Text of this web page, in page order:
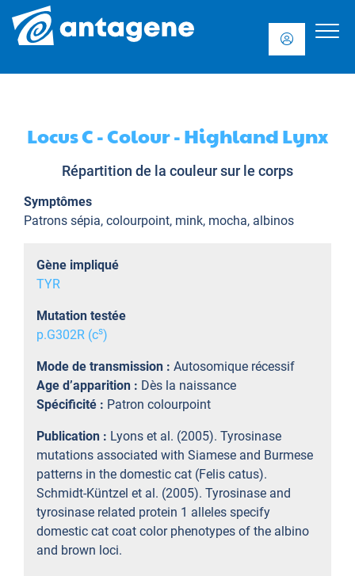
Locus C - Colour - Highland Lynx
Répartition de la couleur sur le corps
Symptômes
Patrons sépia, colourpoint, mink, mocha, albinos
Gène impliqué
TYR
Mutation testée
p.G302R (cs)
Mode de transmission : Autosomique récessif
Age d’apparition : Dès la naissance
Spécificité : Patron colourpoint
Publication : Lyons et al. (2005). Tyrosinase
mutations associated with Siamese and Burmese
patterns in the domestic cat (Felis catus).
Schmidt-Küntzel et al. (2005). Tyrosinase and
tyrosinase related protein 1 alleles specify
domestic cat coat color phenotypes of the albino
and brown loci.